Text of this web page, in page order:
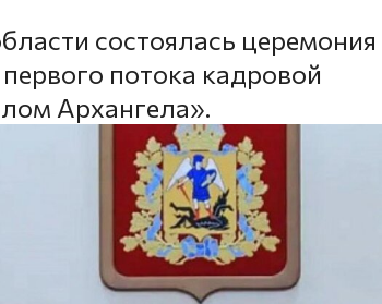
состоялась церемония
потока кадровой
Архангела».